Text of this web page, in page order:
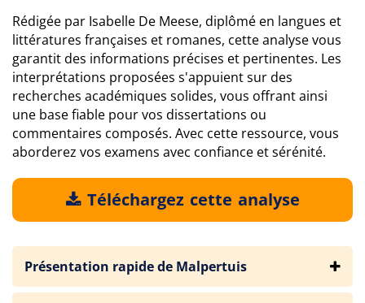
Rédigée par Isabelle De Meese, diplômé en langues et
littératures françaises et romanes, cette analyse vous
garantit des informations précises et pertinentes. Les
interprétations proposées s'appuient sur des
recherches académiques solides, vous offrant ainsi
une base fiable pour vos dissertations ou
commentaires composés. Avec cette ressource, vous
aborderez vos examens avec confiance et sérénité.
Téléchargez cette analyse
Présentation rapide de Malpertuis